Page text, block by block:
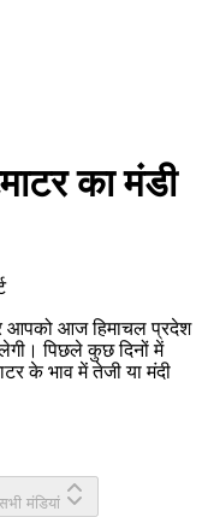
का मंडी
आपको आज हिमाचल प्रदेश
पिछले कुछ दिनों में
के भाव में तेजी या मंदी
मंडियां